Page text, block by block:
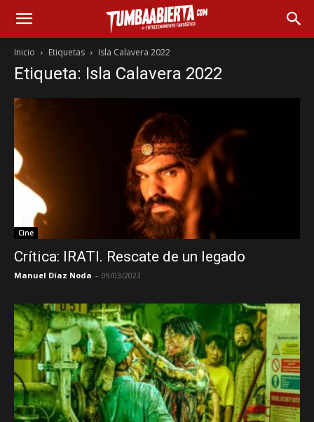
Inicio Etiquetas Isla Calavera 2022
Etiqueta: Isla Calavera 2022
Cine
Crítica: IRATI. Rescate de un legado
Manuel Díaz Noda - 09/03/2023